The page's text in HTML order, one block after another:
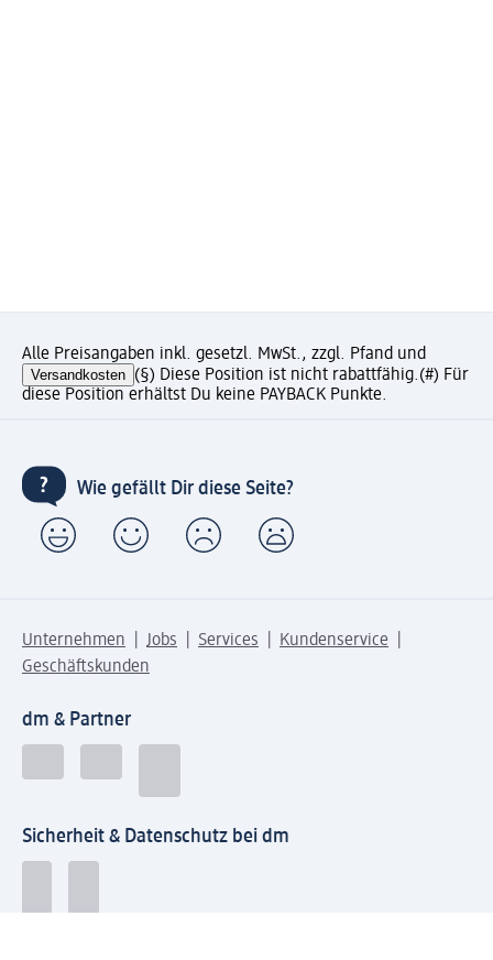
Alle Preisangaben inkl. gesetzl. MwSt., zzgl. Pfand und
Versandkosten (§) Diese Position ist nicht rabattfähig.(#) Für
diese Position erhältst Du keine PAYBACK Punkte.
Wie gefällt Dir diese Seite?
Unternehmen Jobs Services
Kundenservice
Geschäftskunden
dm & Partner
Sicherheit & Datenschutz bei dm